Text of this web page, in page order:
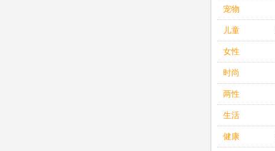
宠物
儿童
女性
时尚
两性
生活
健康